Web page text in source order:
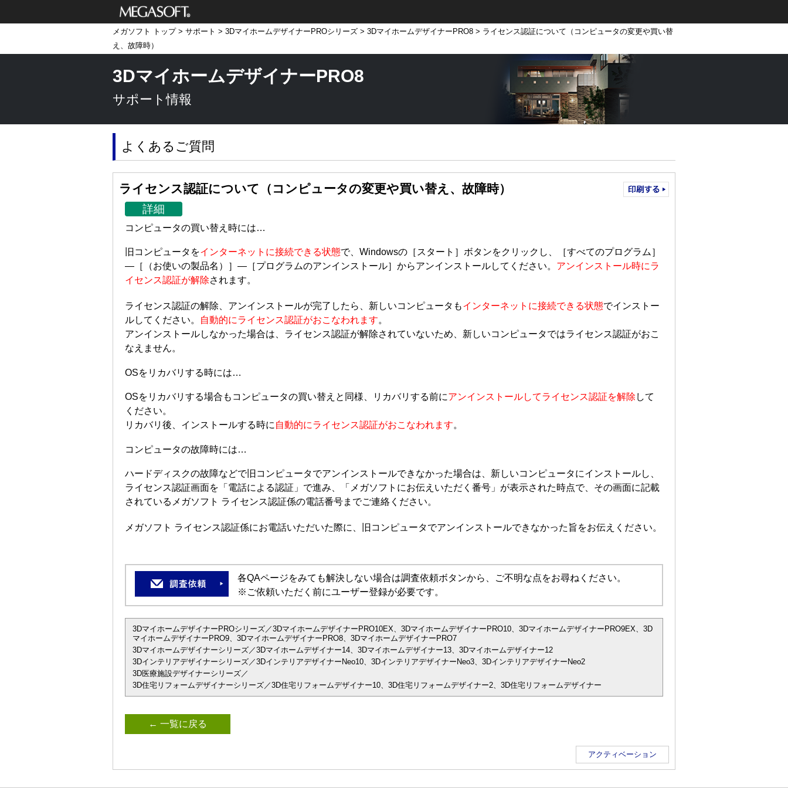
メガソフト株式
会社
メガソフト トップ> サポート > 3DマイホームデザイナーPROシリーズ > 3DマイホームデザイナーPRO8 > ライセンス認証について（コンピュータの変更や買い替
え、故障時）
3DマイホームデザイナーPRO8
サポート情報
よくあるご質問
ライセンス認証について（コンピュータの変更や買い替え、故障時）
詳細
コンピュータの買い替え時には…
旧コンピュータをインターネットに接続できる状態で、Windowsの［スタート］ボタンをクリックし、［すべてのプログラム］
―［（お使いの製品名）］―［プログラムのアンインストール］からアンインストールしてください。 アンインストール時にラ
イセンス認証が解除されます。
ライセンス認証の解除、アンインストールが完了したら、新しいコンピュータもインターネットに接続できる状態でインストー
ルしてください。
自動的にライセンス認証がおこなわれます。
アンインストールしなかった場合は、ライセンス認証が解除されていないため、新しいコンピュータではライセンス認証がおこ
なえません。
OSをリカバリする時には…
OSをリカバリする場合もコンピュータの買い替えと同様、リカバリする前にアンインストールしてライセンス認証を解除 して
ください。
リカバリ後、インストールする時に 自動的にライセンス認証がおこなわれます。
コンピュータの故障時には…
ハードディスクの故障などで旧コンピュータでアンインストールできなかった場合は、新しいコンピュータにインストールし、
ライセンス認証画面を「電話による認証」で進み、「メガソフトにお伝えいただく番号」が表示された時点で、その画面に記載
されているメガソフト ライセンス認証係の電話番号までご連絡ください。
メガソフト ライセンス認証係にお電話いただいた際に、旧コンピュータでアンインストールできなかった旨をお伝えください。
各QAページをみても解決しない場合は調査依頼ボタンから、ご不明な点をお尋ねください。
※ご依頼いただく前にユーザー登録が必要です。
3DマイホームデザイナーPROシリーズ／3DマイホームデザイナーPRO10EX、3DマイホームデザイナーPRO10、3DマイホームデザイナーPRO9EX、3D
マイホームデザイナーPRO9、3DマイホームデザイナーPRO8、3DマイホームデザイナーPRO7
3Dマイホームデザイナーシリーズ／3Dマイホームデザイナー14、3Dマイホームデザイナー13、3Dマイホームデザイナー12
3Dインテリアデザイナーシリーズ／3DインテリアデザイナーNeo10、3DインテリアデザイナーNeo3、3DインテリアデザイナーNeo2
3D医療施設デザイナーシリーズ／
3D住宅リフォームデザイナーシリーズ／3D住宅リフォームデザイナー10、3D住宅リフォームデザイナー2、3D住宅リフォームデザイナー
← 一覧に戻る
アクティベーション